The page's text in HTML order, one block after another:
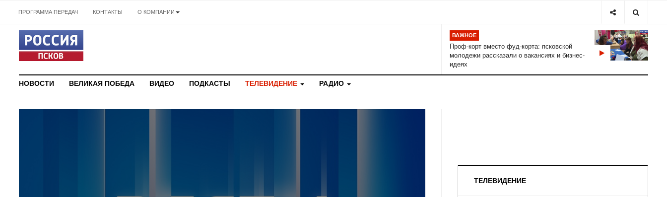
ПРОГРАММА ПЕРЕДАЧ КОНТАКТЫ О КОМПАНИИ
ВАЖНОЕ
Проф-корт вместо фуд-корта: псковской
молодежи рассказали о вакансиях и бизнес-
идеях
НОВОСТИ ВЕЛИКАЯ ПОБЕДА ВИДЕО ПОДКАСТЫ ТЕЛЕВИДЕНИЕ РАДИО
ТЕЛЕВИДЕНИЕ